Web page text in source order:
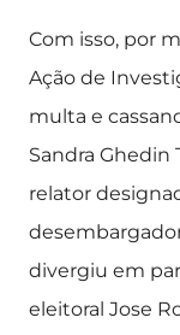
Com isso, por
Ação de
multa e
Sandra
relator
divergiu em
eleitoral Jose